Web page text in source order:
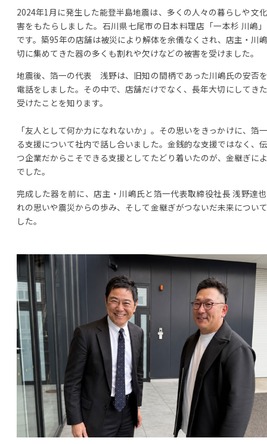
2024年1月に発生した能登半島地震は、多くの人々の暮らしや文
害をもたらしました。石川県七尾市の日本料理店「一本杉 川嶋
です。築95年の店舗は被災により解体を余儀なくされ、店主・川
切に集めてきた器の多くも割れや欠けなどの被害を受けました。
地震後、箔一の代表 浅野は、旧知の間柄であった川嶋氏の安否
電話をしました。その中で、店舗だけでなく、長年大切にしてき
受けたことを知ります。
「友人として何か力になれないか」。その思いをきっかけに、箔
る支援について社内で話し合いました。金銭的な支援ではなく、
つ企業だからこそできる支援としてたどり着いたのが、金継ぎに
でした。
完成した器を前に、店主・川嶋氏と箔一代表取締役社長 浅野達
れの思いや震災からの歩み、そして金継ぎがつないだ未来につい
した。